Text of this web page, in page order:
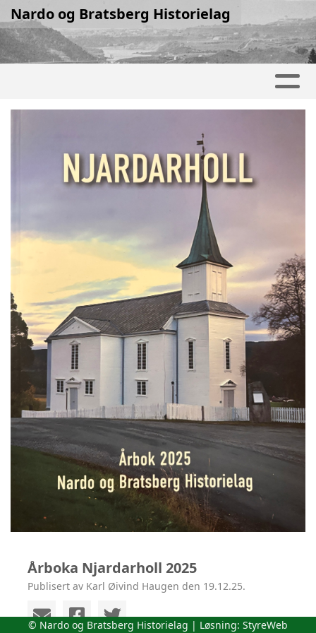
Nardo og Bratsberg Historielag
Årboka Njardarholl 2025
Publisert av Karl Øivind Haugen den 19.12.25.
© Nardo og Bratsberg Historielag | Løsning: StyreWeb